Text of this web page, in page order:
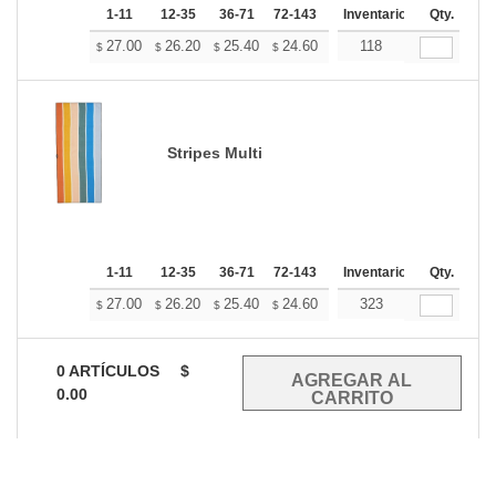
1-11 12-35 36-71 72-143 144-287 288 +
Inventario Qty.
$ 27.00 $ 26.20 $ 25.40 $ 24.60 23.80
118
Stripes Multi
1-11 12-35 36-71 72-143 144-287 288 +
Inventario Qty.
$ 27.00 $ 26.20 $ 25.40 $ 24.60 23.80
323
0ARTÍCULOS
$
0.00